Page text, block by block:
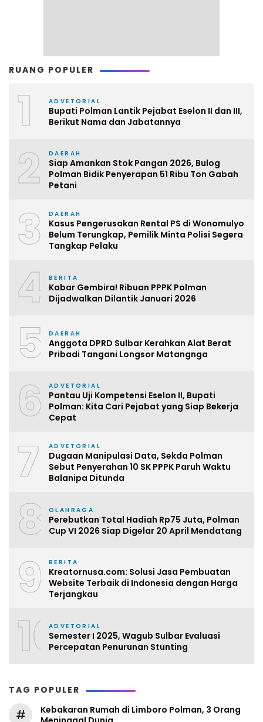
RUANG POPULER
1 ADVETORIAL
Bupati Polman Lantik Pejabat Eselon II dan III,
Berikut Nama dan Jabatannya
2 DAERAH
Siap Amankan Stok Pangan 2026, Bulog
Polman Bidik Penyerapan 51 Ribu Ton Gabah
Petani
3 DAERAH
Kasus Pengerusakan Rental PS di Wonomulyo
Belum Terungkap, Pemilik Minta Polisi Segera
Tangkap Pelaku
4 BERITA
Kabar Gembira! Ribuan PPPK Polman
Dijadwalkan Dilantik Januari 2026
5 DAERAH
Anggota DPRD Sulbar Kerahkan Alat Berat
Pribadi Tangani Longsor Matangnga
6 ADVETORIAL
Pantau Uji Kompetensi Eselon II, Bupati
Polman: Kita Cari Pejabat yang Siap Bekerja
Cepat
7 ADVETORIAL
Dugaan Manipulasi Data, Sekda Polman
Sebut Penyerahan 10 SK PPPK Paruh Waktu
Balanipa Ditunda
8 OLAHRAGA
Perebutkan Total Hadiah Rp75 Juta, Polman
Cup VI 2026 Siap Digelar 20 April Mendatang
9 BERITA
Kreatornusa.com: Solusi Jasa Pembuatan
Website Terbaik di Indonesia dengan Harga
Terjangkau
10ADVETORIAL
Semester I 2025, Wagub Sulbar Evaluasi
Percepatan Penurunan Stunting
TAG POPULER
#
Kebakaran Rumah di Limboro Polman, 3 Orang